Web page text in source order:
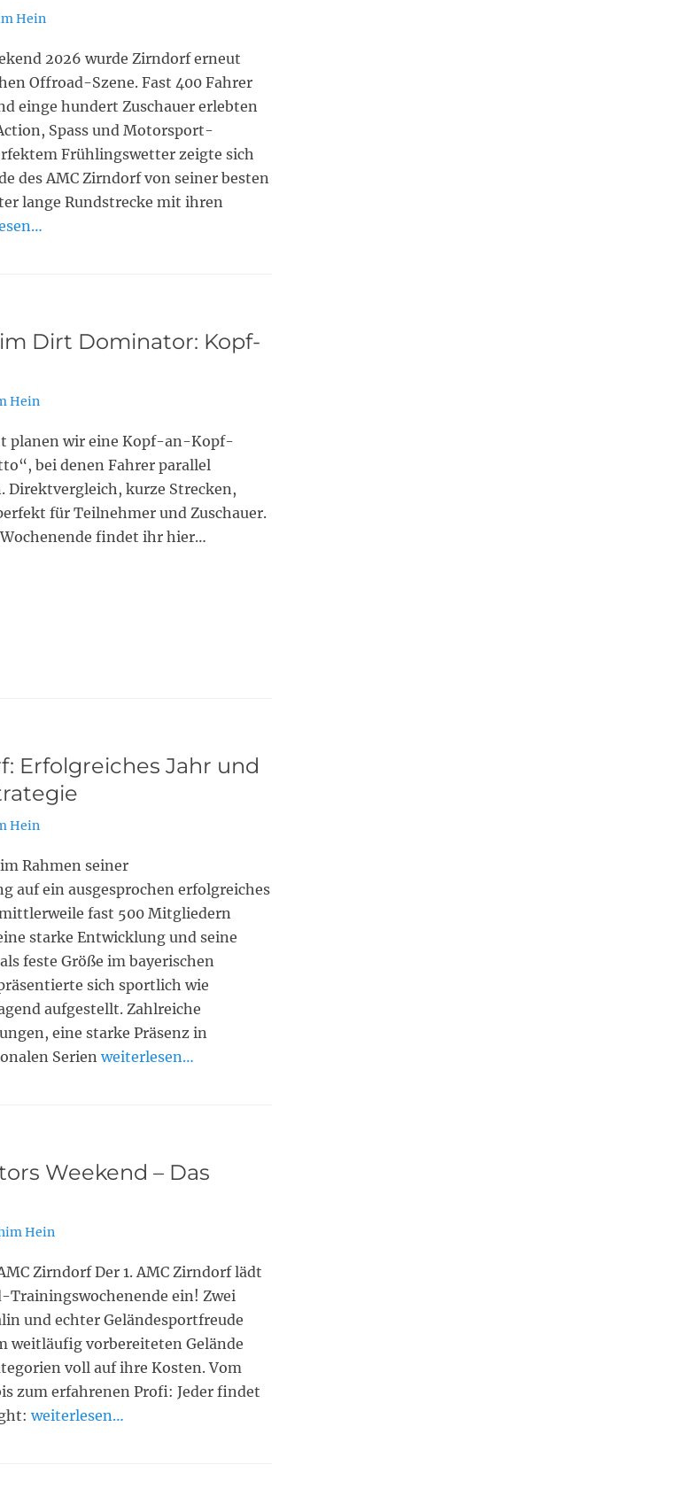
Hein
2026 wurde Zirndorf erneut
Offroad-Szene. Fast 400 Fahrer
einge hundert Zuschauer erlebten
Spass und Motorsport-
Frühlingswetter zeigte sich
des AMC Zirndorf von seiner besten
lange Rundstrecke mit ihren
Dirt Dominator: Kopf-
Hein
planen wir eine Kopf-an-Kopf-
bei denen Fahrer parallel
Direktvergleich, kurze Strecken,
für Teilnehmer und Zuschauer.
findet ihr hier…
Erfolgreiches Jahr und
Hein
Rahmen seiner
auf ein ausgesprochen erfolgreiches
fast 500 Mitgliedern
starke Entwicklung und seine
feste Größe im bayerischen
sich sportlich wie
aufgestellt. Zahlreiche
eine starke Präsenz in
Serien weiterlesen…
Weekend – Das
Hein
Zirndorf Der 1. AMC Zirndorf lädt
Trainingswochenende ein! Zwei
und echter Geländesportfreude
weitläufig vorbereiteten Gelände
voll auf ihre Kosten. Vom
zum erfahrenen Profi: Jeder findet
weiterlesen…